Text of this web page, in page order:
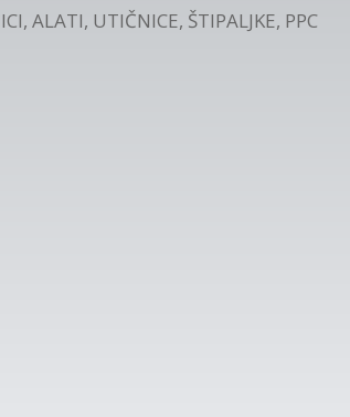
ALATI, UTIČNICE, ŠTIPALJKE, PPC